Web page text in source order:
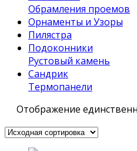
Обрамления проемов
Орнаменты и Узоры
Пилястра
Подоконники
Рустовый камень
Сандрик
Термопанели
Отображение